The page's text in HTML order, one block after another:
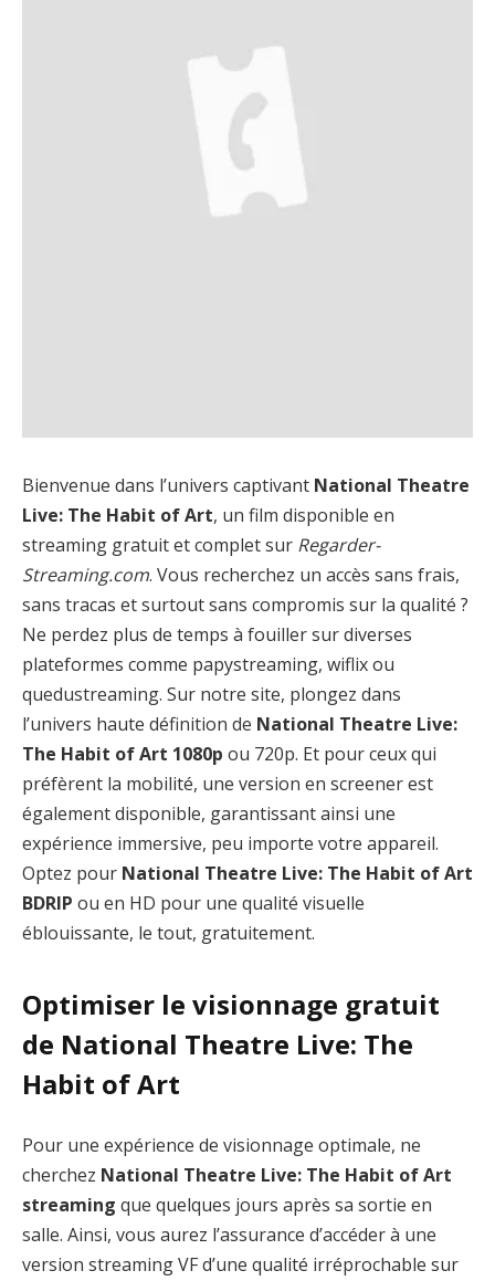
Bienvenue dans l’univers captivant National Theatre
Live: The Habit of Art, un film disponible en
streaming gratuit et complet sur Regarder-
Streaming.com. Vous recherchez un accès sans frais,
sans tracas et surtout sans compromis sur la qualité ?
Ne perdez plus de temps à fouiller sur diverses
plateformes comme papystreaming, wiflix ou
quedustreaming. Sur notre site, plongez dans
l’univers haute définition de National Theatre Live:
The Habit of Art 1080p ou 720p. Et pour ceux qui
préfèrent la mobilité, une version en screener est
également disponible, garantissant ainsi une
expérience immersive, peu importe votre appareil.
Optez pour National Theatre Live: The Habit of Art
BDRIP ou en HD pour une qualité visuelle
éblouissante, le tout, gratuitement.
Optimiser le visionnage gratuit
de National Theatre Live: The
Habit of Art
Pour une expérience de visionnage optimale, ne
cherchez National Theatre Live: The Habit of Art
streaming que quelques jours après sa sortie en
salle. Ainsi, vous aurez l’assurance d’accéder à une
version streaming VF d’une qualité irréprochable sur